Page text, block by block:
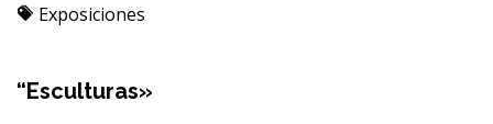
Categorías
Exposiciones
“Esculturas»